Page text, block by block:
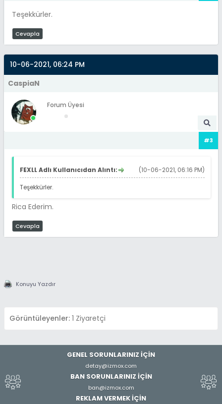
Teşekkürler.
Cevapla
10-06-2021, 06:24 PM
CaspiaN
Forum Üyesi
#3
(10-06-2021, 06:16 PM)
FEXLL Adlı Kullanıcıdan Alıntı:
Teşekkürler.
Rica Ederim.
Cevapla
Konuyu Yazdır
Görüntüleyenler: 1 Ziyaretçi
GENEL SORUNLARINIZ İÇİN
detay@izmox.com
BAN SORUNLARINIZ İÇİN
ban@izmox.com
REKLAM VERMEK İÇİN